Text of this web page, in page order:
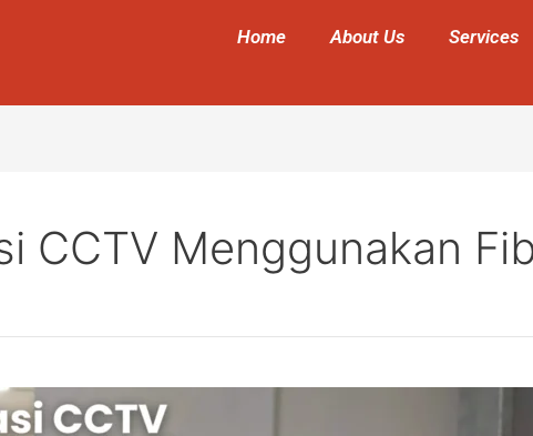
Home About Us Services
CCTV Menggunakan